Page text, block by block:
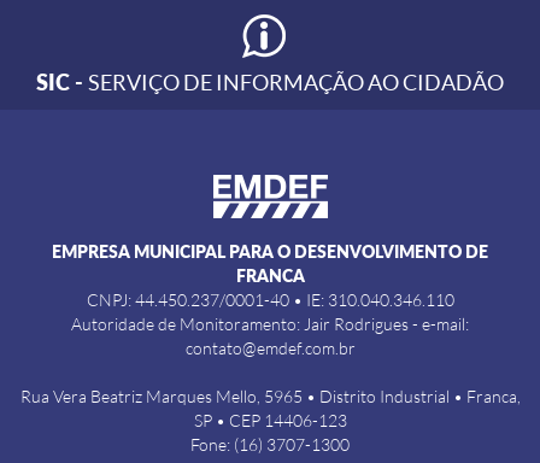
SIC - SERVIÇO DE INFORMAÇÃO AO CIDADÃO
EMPRESA MUNICIPAL PARA O DESENVOLVIMENTO DE
FRANCA
CNPJ: 44.450.237/0001-40 • IE: 310.040.346.110
Autoridade de Monitoramento: Jair Rodrigues - e-mail:
contato@emdef.com.br
Rua Vera Beatriz Marques Mello, 5965 • Distrito Industrial • Franca,
SP • CEP 14406-123
Fone: (16) 3707-1300